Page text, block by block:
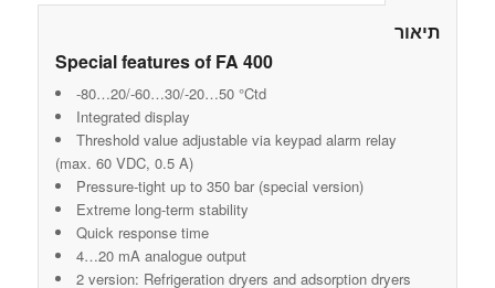
תיאור
Special features of FA 400
-80…20/-60…30/-20…50 °Ctd
Integrated display
Threshold value adjustable via keypad alarm relay
(max. 60 VDC, 0.5 A)
Pressure-tight up to 350 bar (special version)
Extreme long-term stability
Quick response time
4…20 mA analogue output
2 version: Refrigeration dryers and adsorption dryers